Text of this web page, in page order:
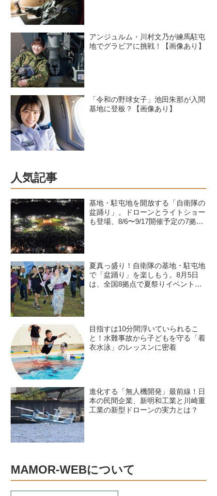
アンジュルム・川村文乃が練馬駐屯
地でグラビアに挑戦！【画像あり】
「令和の野球女子」池田朱那が入間
基地に登板？【画像あり】
人気記事
基地・駐屯地を開放する「自衛隊の
盆踊り」。ドローンとライトショー
も登場、8/6〜9/17開催予定の7拠点
夏真っ盛り！自衛隊の基地・駐屯地
で「盆踊り」を楽しもう。8月5日
は、全国8拠点で夏祭りイベントが
目指すは10分間浮いていられるこ
と！水難事故から子どもを守る「着
衣水泳」のレッスンに密着
進化する「無人機開発」最前線！日
本の民間企業、新明和工業と川崎重
工業の新型ドローンの実力とは？
MAMOR-WEBについて